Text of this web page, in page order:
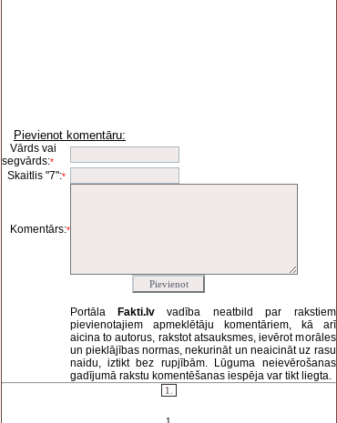
Pievienot komentāru:
Vārds vai
segvārds:*
Skaitlis "7":*
Komentārs:*
Portāla Fakti.lvvadība neatbild par rakstiem
pievienotajiem apmeklētāju komentāriem, kā arī
aicina to autorus, rakstot atsauksmes, ievērot morāles
un pieklājības normas, nekurināt un neaicināt uz rasu
naidu, iztikt bez rupjībām. Lūguma neievērošanas
gadījumā rakstu komentēšanas iespēja var tikt liegta.
1.
1